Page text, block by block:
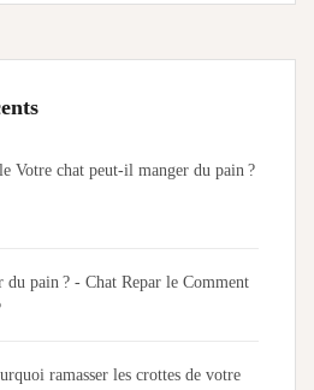
Votre chat peut-il manger du pain ?
du pain ? - Chat Repar le Comment
ramasser les crottes de votre